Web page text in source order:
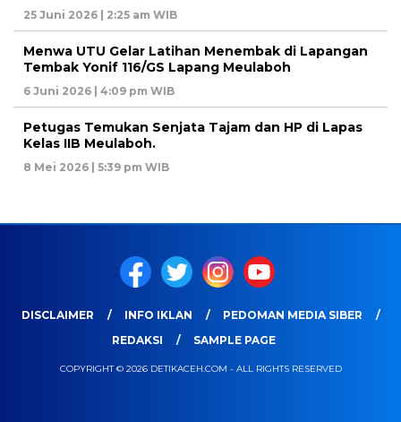
25 Juni 2026 | 2:25 am WIB
Menwa UTU Gelar Latihan Menembak di Lapangan
Tembak Yonif 116/GS Lapang Meulaboh
6 Juni 2026 | 4:09 pm WIB
Petugas Temukan Senjata Tajam dan HP di Lapas
Kelas IIB Meulaboh.
8 Mei 2026 | 5:39 pm WIB
DISCLAIMER INFO IKLAN
PEDOMAN MEDIA SIBER
REDAKSI
SAMPLE PAGE
COPYRIGHT © 2026 DETIKACEH.COM - ALL RIGHTS RESERVED